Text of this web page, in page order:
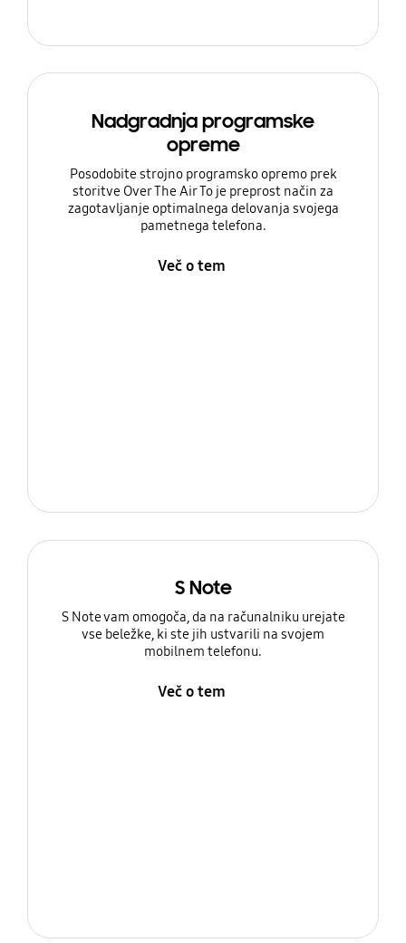
Nadgradnja programske
opreme
Posodobite strojno programsko opremo prek
storitve Over The Air To je preprost način za
zagotavljanje optimalnega delovanja svojega
pametnega telefona.
Več o tem
S Note
S Note vam omogoča, da na računalniku urejate
vse beležke, ki ste jih ustvarili na svojem
mobilnem telefonu.
Več o tem